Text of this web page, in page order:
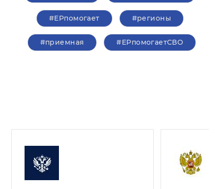
#ЕРпомогает #регионы
#приемная #ЕРпомогаетСВО